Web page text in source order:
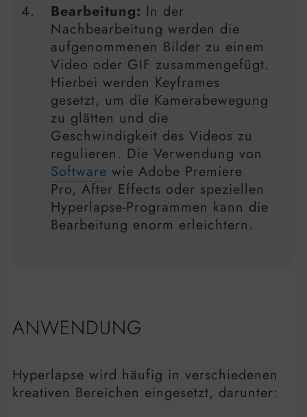
Bearbeitung: In der
Nachbearbeitung werden die
aufgenommenen Bilder zu einem
Video oder GIF zusammengefügt.
Hierbei werden Keyframes
gesetzt, um die Kamerabewegung
zu glätten und die
Geschwindigkeit des Videos zu
regulieren. Die Verwendung von
Software wie Adobe Premiere
Pro, After Effects oder speziellen
Hyperlapse-Programmen kann die
Bearbeitung enorm erleichtern.
ANWENDUNG
Hyperlapse wird häufig in verschiedenen
kreativen Bereichen eingesetzt, darunter: